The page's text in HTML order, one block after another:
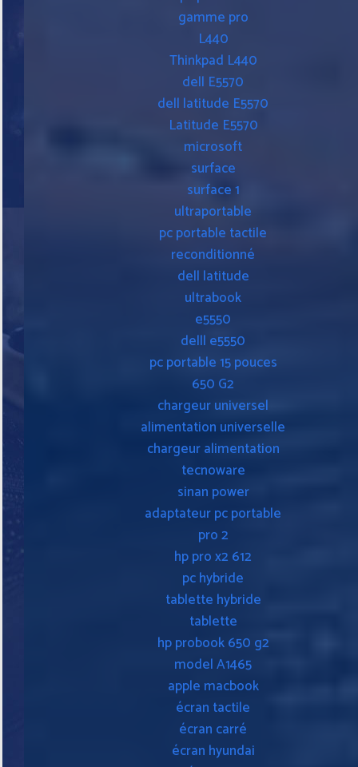
gamme pro
L440
Thinkpad L440
dell E5570
dell latitude E5570
Latitude E5570
microsoft
surface
surface 1
ultraportable
pc portable tactile
reconditionné
dell latitude
ultrabook
e5550
delll e5550
pc portable 15 pouces
650 G2
chargeur universel
alimentation universelle
chargeur alimentation
tecnoware
sinan power
adaptateur pc portable
pro 2
hp pro x2 612
pc hybride
tablette hybride
tablette
hp probook 650 g2
model A1465
apple macbook
écran tactile
écran carré
écran hyundai